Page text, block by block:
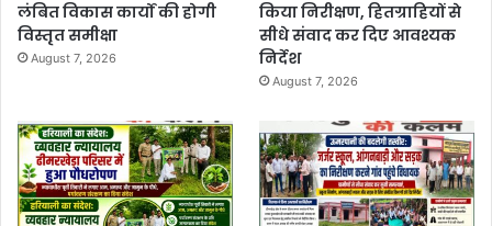
लंबित विकास कार्यों की होगी
विस्तृत समीक्षा
August 7, 2026
किया निरीक्षण, हितग्राहियों से
सीधे संवाद कर दिए आवश्यक
निर्देश
August 7, 2026